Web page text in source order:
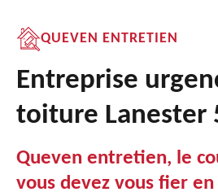
QUEVEN ENTRETIEN
Entreprise
toiture Lanester
Queven entretien, le
vous devez vous fier